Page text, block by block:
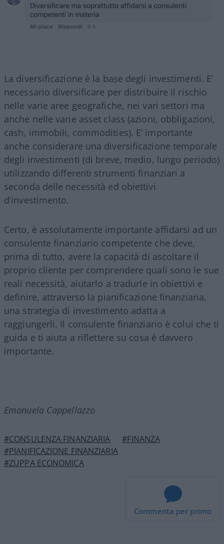
La diversificazione è la base degli investimenti. E’
necessario diversificare per distribuire il rischio
nelle varie aree geografiche, nei vari settori ma
anche nelle varie asset class (azioni, obbligazioni,
cash, immobili, commodities). E’ importante
anche considerare una diversificazione temporale
degli investimenti (di breve, medio, lungo periodo)
utilizzando differenti strumenti finanziari a
seconda delle necessità ed obiettivi
d’investimento.
Certo, è assolutamente importante affidarsi ad un
consulente finanziario competente che deve,
prima di tutto, avere la capacità di ascoltare il
proprio cliente per comprendere quali sono le sue
reali necessità, aiutarlo a tradurle in obiettivi e
definire, attraverso la pianificazione finanziaria,
una strategia di investimento adatta a
raggiungerli. Il consulente finanziario è colui che ti
guida e ti aiuta a riflettere su cosa è davvero
importante.
Emanuela Cappellazzo
#CONSULENZA FINANZIARIA
#FINANZA
#PIANIFICAZIONE FINANZIARIA
#ZUPPA ECONOMICA
Commenta per primo